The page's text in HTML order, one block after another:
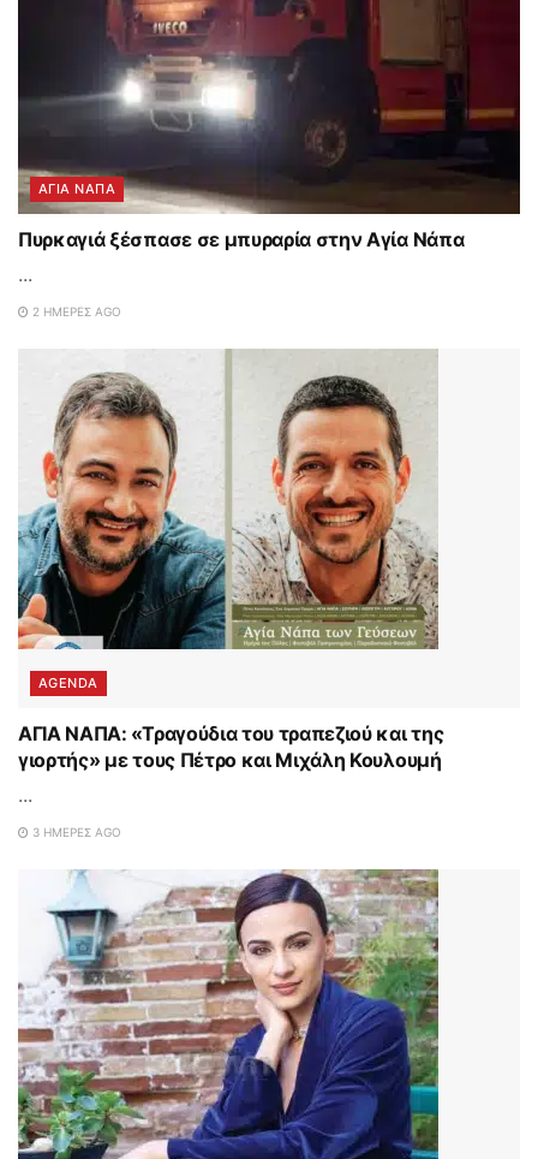
ΑΓΙΑ ΝΑΠΑ
Πυρκαγιά ξέσπασε σε μπυραρία στην Αγία Νάπα
...
2 ΗΜΈΡΕΣ AGO
AGENDA
ΑΓΙΑ ΝΑΠΑ: «Τραγούδια του τραπεζιού και της
γιορτής» με τους Πέτρο και Μιχάλη Κουλουμή
...
3 ΗΜΈΡΕΣ AGO